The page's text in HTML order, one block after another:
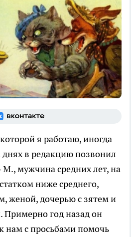
я работаю, иногда
в редакцию позвонил
мужчина средних лет, на
ниже среднего,
женой, дочерью с зятем и
Примерно год назад он
нам с просьбами помочь